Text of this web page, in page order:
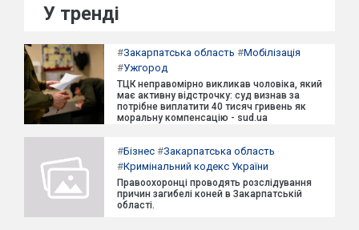
У тренді
#Закарпатська область #Мобілізація
#Ужгород
ТЦК неправомірно викликав чоловіка, який
має активну відстрочку: суд визнав за
потрібне виплатити 40 тисяч гривень як
моральну компенсацію - sud.ua
#Бізнес #Закарпатська область
#Кримінальний кодекс України
Правоохоронці проводять розслідування
причин загибелі коней в Закарпатській
області.